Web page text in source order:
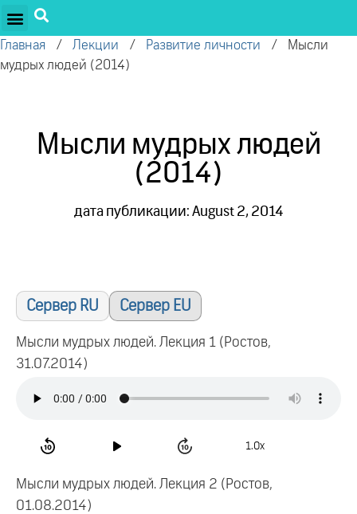
Главная / Лекции / Развитие личности /
Мысли
мудрых людей (2014)
Мысли мудрых людей
(2014)
дата публикации: August 2, 2014
Сервер RU Сервер EU
Мысли мудрых людей. Лекция 1 (Ростов,
31.07.2014)
1.0x
Мысли мудрых людей. Лекция 2 (Ростов,
01.08.2014)